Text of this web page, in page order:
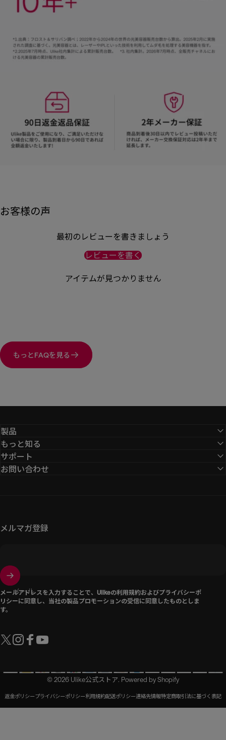
お客様の声
最初のレビューを書きましょう
レビューを書く
アイテムが見つかりません
もっとFAQを見る
製品
もっと知る
サポート
お問い合わせ
メルマガ登録
メール
メールアドレスを入力することで、Ulikeの利用規約およびプライバシーポ
リシーに同意し、当社の製品プロモーションの受信に同意したものとしま
す。
© 2026 Ulike公式ストア. Powered by Shopify
返金ポリシープライバシーポリシー利用規約配送ポリシー連絡先情報特定商取引法に基づく表記